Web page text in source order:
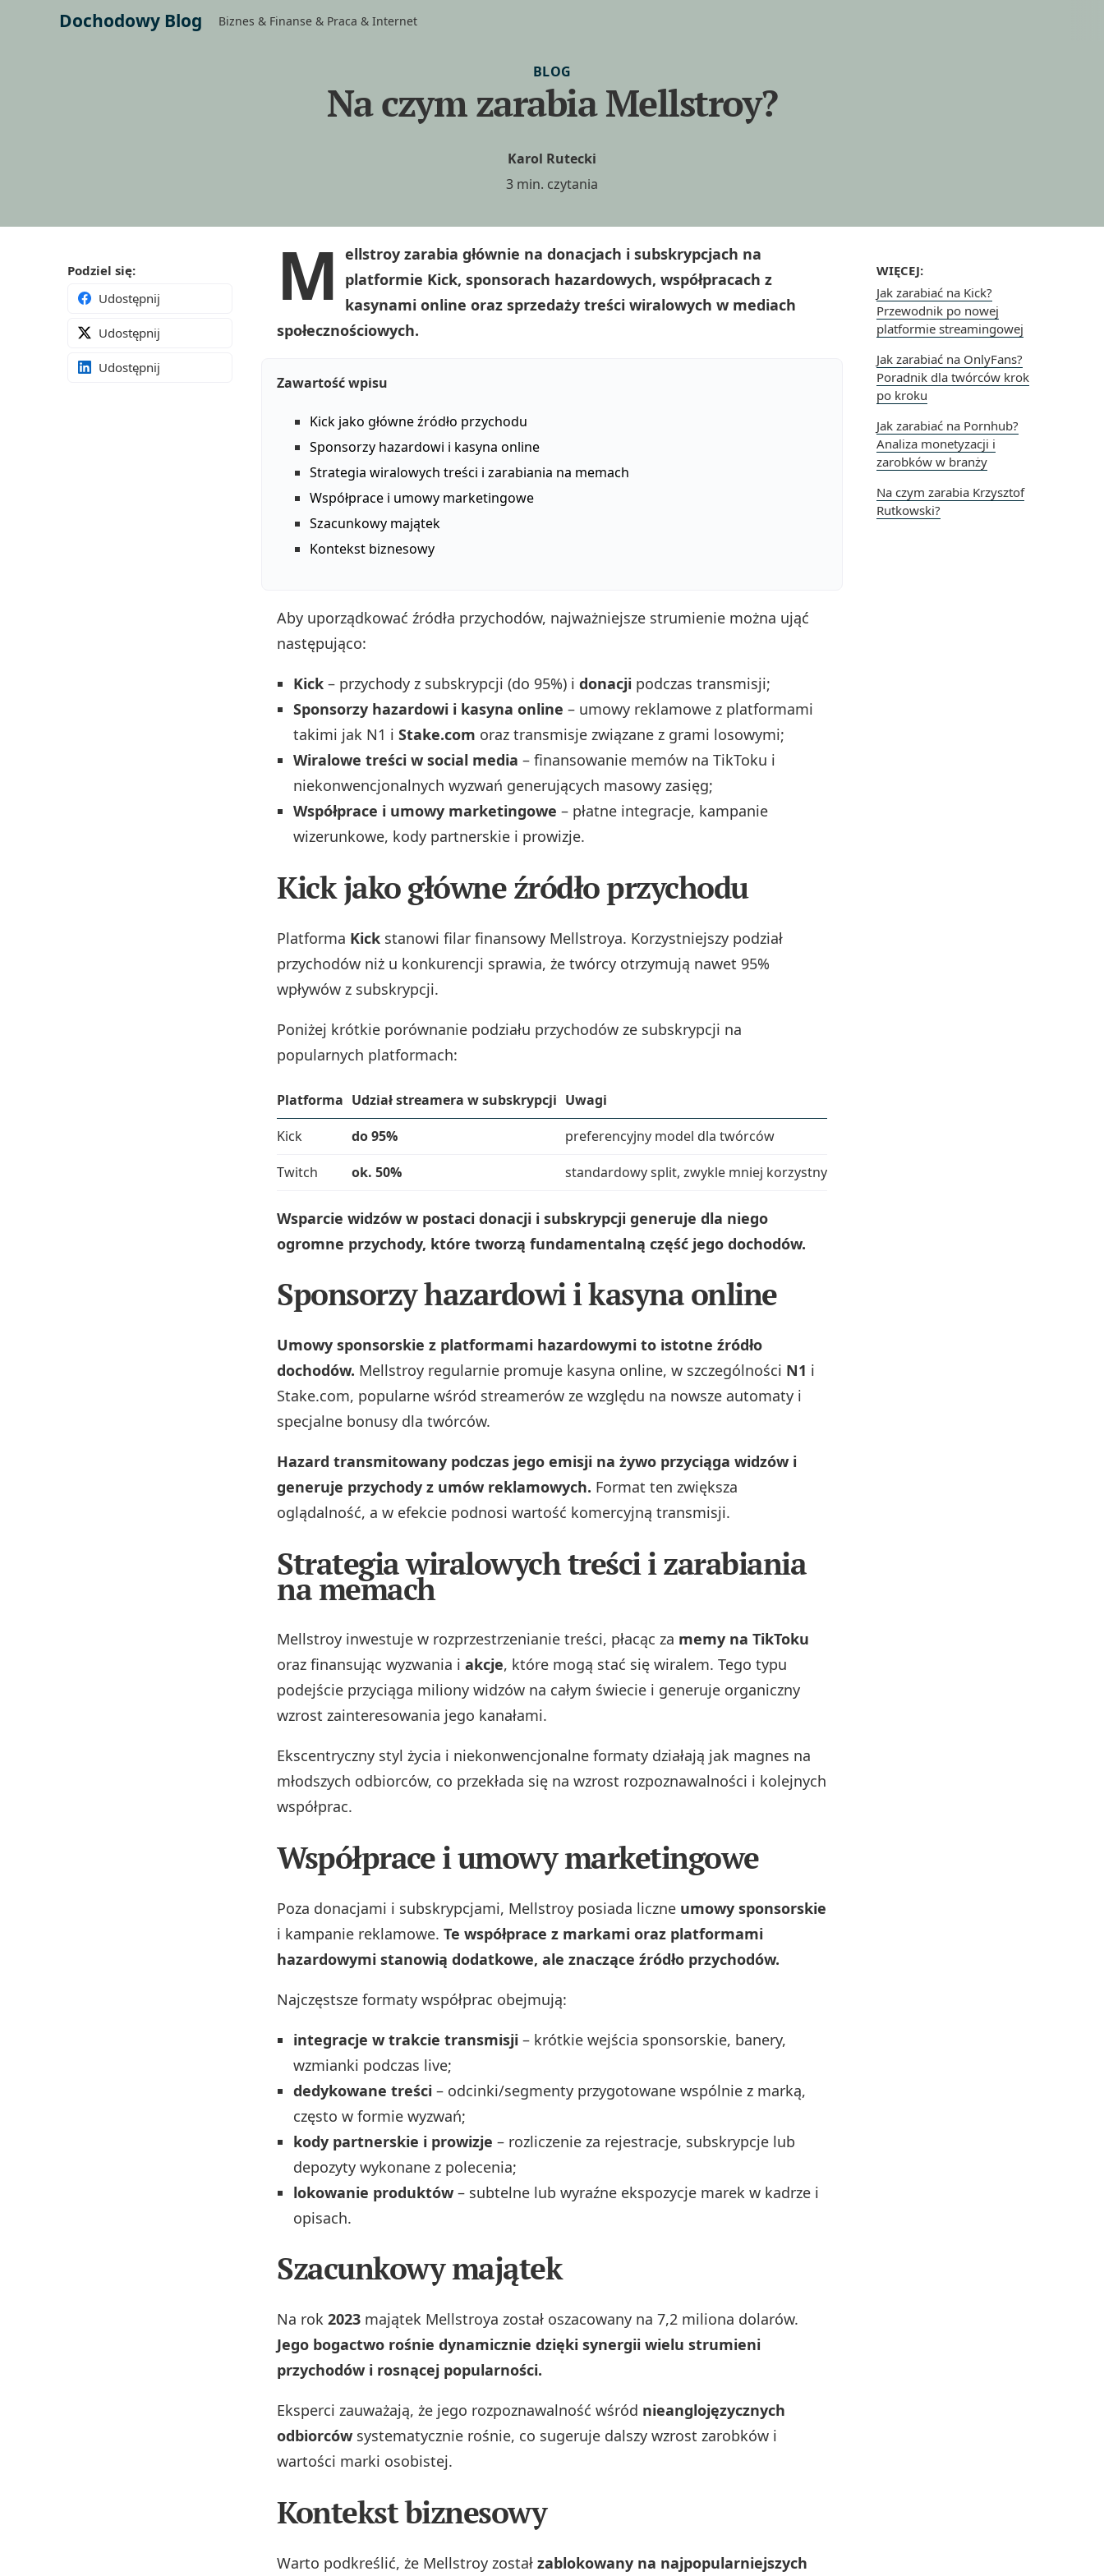
Dochodowy Blog Biznes & Finanse & Praca & Internet
BLOG
Na czym zarabia Mellstroy?
Karol Rutecki
3 min. czytania
WIĘCEJ:
Jak zarabiać na Kick?
Przewodnik po nowej
platformie streamingowej
Jak zarabiać na OnlyFans?
Poradnik dla twórców krok
po kroku
Jak zarabiać na Pornhub?
Analiza monetyzacji i
zarobków w branży
Na czym zarabia Krzysztof
Rutkowski?
Podziel się:
Udostępnij
Udostępnij
Udostępnij
M ellstroy zarabia głównie na donacjach i subskrypcjach na
platformie Kick, sponsorach hazardowych, współpracach z
kasynami online oraz sprzedaży treści wiralowych w mediach
społecznościowych.
Zawartość wpisu
Kick jako główne źródło przychodu
Sponsorzy hazardowi i kasyna online
Strategia wiralowych treści i zarabiania na memach
Współprace i umowy marketingowe
Szacunkowy majątek
Kontekst biznesowy
Aby uporządkować źródła przychodów, najważniejsze strumienie można ująć
następująco:
Kick – przychody z subskrypcji (do 95%) i donacji podczas transmisji;
Sponsorzy hazardowi i kasyna online – umowy reklamowe z platformami
takimi jak N1 i Stake.com oraz transmisje związane z grami losowymi;
Wiralowe treści w social media – finansowanie memów na TikToku i
niekonwencjonalnych wyzwań generujących masowy zasięg;
Współprace i umowy marketingowe – płatne integracje, kampanie
wizerunkowe, kody partnerskie i prowizje.
Kick jako główne źródło przychodu
Platforma Kick stanowi filar finansowy Mellstroya. Korzystniejszy podział
przychodów niż u konkurencji sprawia, że twórcy otrzymują nawet 95%
wpływów z subskrypcji.
Poniżej krótkie porównanie podziału przychodów ze subskrypcji na
popularnych platformach:
Platforma Udział streamera w subskrypcji Uwagi
Kick
do 95%
preferencyjny model dla twórców
Twitch
ok. 50% standardowy split, zwykle mniej korzystny
Wsparcie widzów w postaci donacji i subskrypcji generuje dla niego
ogromne przychody, które tworzą fundamentalną część jego dochodów.
Sponsorzy hazardowi i kasyna online
Umowy sponsorskie z platformami hazardowymi to istotne źródło
dochodów. Mellstroy regularnie promuje kasyna online, w szczególności N1 i
Stake.com, popularne wśród streamerów ze względu na nowsze automaty i
specjalne bonusy dla twórców.
Hazard transmitowany podczas jego emisji na żywo przyciąga widzów i
generuje przychody z umów reklamowych. Format ten zwiększa
oglądalność, a w efekcie podnosi wartość komercyjną transmisji.
Strategia wiralowych treści i zarabiania
na memach
Mellstroy inwestuje w rozprzestrzenianie treści, płacąc za memy na TikToku
oraz finansując wyzwania i akcje, które mogą stać się wiralem. Tego typu
podejście przyciąga miliony widzów na całym świecie i generuje organiczny
wzrost zainteresowania jego kanałami.
Ekscentryczny styl życia i niekonwencjonalne formaty działają jak magnes na
młodszych odbiorców, co przekłada się na wzrost rozpoznawalności i kolejnych
współprac.
Współprace i umowy marketingowe
Poza donacjami i subskrypcjami, Mellstroy posiada liczne umowy sponsorskie
i kampanie reklamowe. Te współprace z markami oraz platformami
hazardowymi stanowią dodatkowe, ale znaczące źródło przychodów.
Najczęstsze formaty współprac obejmują:
integracje w trakcie transmisji – krótkie wejścia sponsorskie, banery,
wzmianki podczas live;
dedykowane treści – odcinki/segmenty przygotowane wspólnie z marką,
często w formie wyzwań;
kody partnerskie i prowizje – rozliczenie za rejestracje, subskrypcje lub
depozyty wykonane z polecenia;
lokowanie produktów – subtelne lub wyraźne ekspozycje marek w kadrze i
opisach.
Szacunkowy majątek
Na rok 2023 majątek Mellstroya został oszacowany na 7,2 miliona dolarów.
Jego bogactwo rośnie dynamicznie dzięki synergii wielu strumieni
przychodów i rosnącej popularności.
Eksperci zauważają, że jego rozpoznawalność wśród nieanglojęzycznych
odbiorców systematycznie rośnie, co sugeruje dalszy wzrost zarobków i
wartości marki osobistej.
Kontekst biznesowy
Warto podkreślić, że Mellstroy został zablokowany na najpopularniejszych